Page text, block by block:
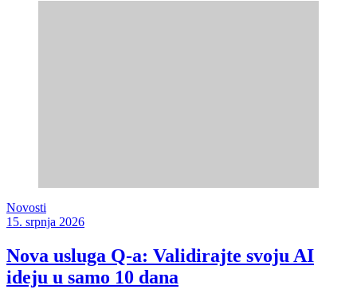
Novosti
15. srpnja 2026
Nova usluga Q-a: Validirajte svoju AI
ideju u samo 10 dana